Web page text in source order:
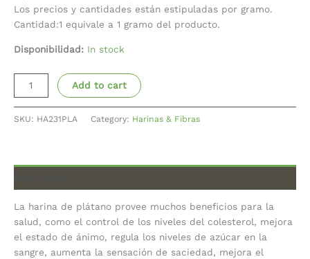
Los precios y cantidades están estipuladas por gramo.
Cantidad:1 equivale a 1 gramo del producto.
Disponibilidad: In stock
Add to cart
SKU: HA231PLA Category: Harinas & Fibras
La harina de plátano provee muchos beneficios para la
salud, como el control de los niveles del colesterol, mejora
el estado de ánimo, regula los niveles de azúcar en la
sangre, aumenta la sensación de saciedad, mejora el